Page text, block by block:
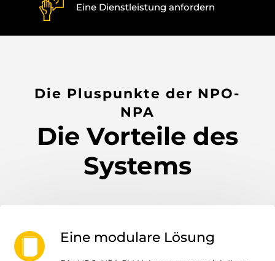
Eine Dienstleistung anfordern
Die Pluspunkte der NPO-
NPA
Die Vorteile des
Systems
Eine modulare Lösung